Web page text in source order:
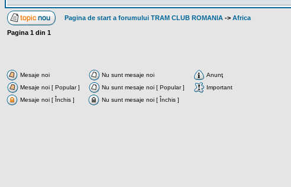
Pagina de start a forumului TRAM CLUB ROMANIA -> Africa
Pagina 1 din 1
Mesaje noi Nu sunt mesaje noi
Anunţ
Mesaje noi [ Popular ]
Nu sunt mesaje noi [ Popular ]
Important
Mesaje noi [ Închis ]
Nu sunt mesaje noi [ Închis ]